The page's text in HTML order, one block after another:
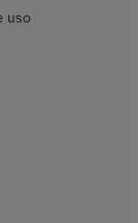
uso